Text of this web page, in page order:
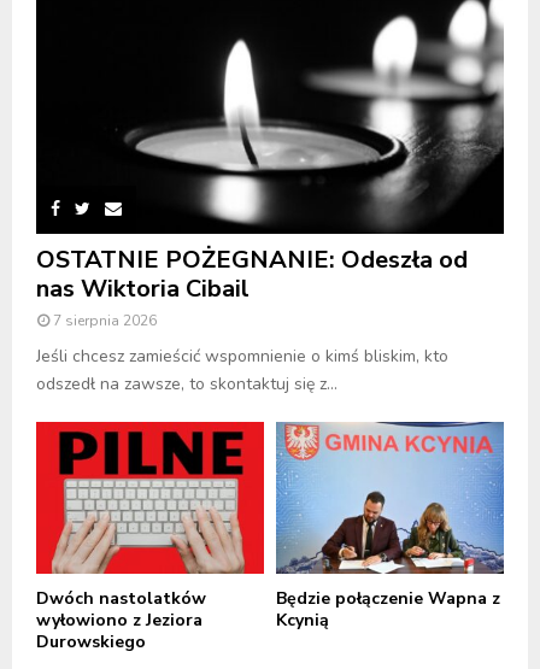
OSTATNIE POŻEGNANIE: Odeszła od
nas Wiktoria Cibail
7 sierpnia 2026
Jeśli chcesz zamieścić wspomnienie o kimś bliskim, kto
odszedł na zawsze, to skontaktuj się z...
Dwóch nastolatków
wyłowiono z Jeziora
Durowskiego
Będzie połączenie Wapna z
Kcynią